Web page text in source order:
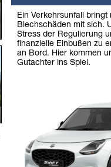
Ein Verkehrsunfall bringt
Blechschäden mit sich.
Stress der Regulierung
finanzielle Einbußen zu
an Bord. Hier kommen
Gutachter ins Spiel.